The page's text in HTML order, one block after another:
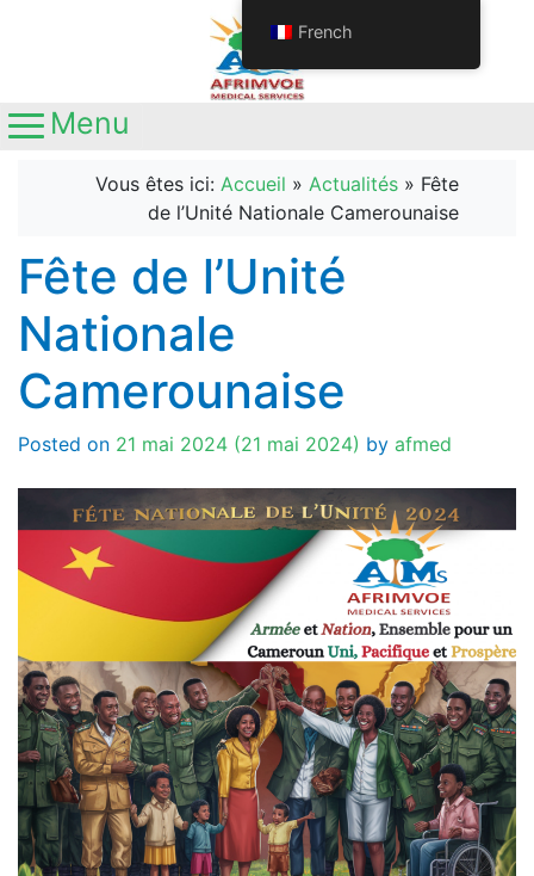
Appelez-nous
+237681345641
Localisation
Nkolbisson, Carrefour Station Ola
Main Navigation
Menu
Vous êtes ici: Accueil » Actualités » Fête
de l’Unité Nationale Camerounaise
Fête de l’Unité
Nationale
Camerounaise
Posted on 21 mai 2024 (21 mai 2024) by afmed
French